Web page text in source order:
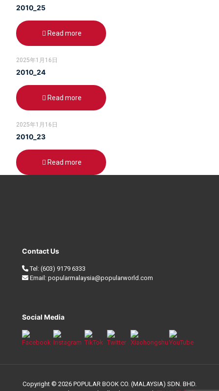
2010_25
Read more
2025年1月16日
2010_24
Read more
2025年1月16日
2010_23
Read more
Contact Us
Tel: (603) 9179 6333
Email: popularmalaysia@popularworld.com
Social Media
Copyright © 2026 POPULAR BOOK CO. (MALAYSIA) SDN. BHD.